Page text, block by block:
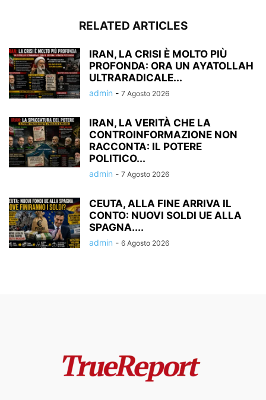
RELATED ARTICLES
IRAN, LA CRISI È MOLTO PIÙ
PROFONDA: ORA UN AYATOLLAH
ULTRARADICALE...
admin - 7 Agosto 2026
IRAN, LA VERITÀ CHE LA
CONTROINFORMAZIONE NON
RACCONTA: IL POTERE
POLITICO...
admin - 7 Agosto 2026
CEUTA, ALLA FINE ARRIVA IL
CONTO: NUOVI SOLDI UE ALLA
SPAGNA....
admin - 6 Agosto 2026